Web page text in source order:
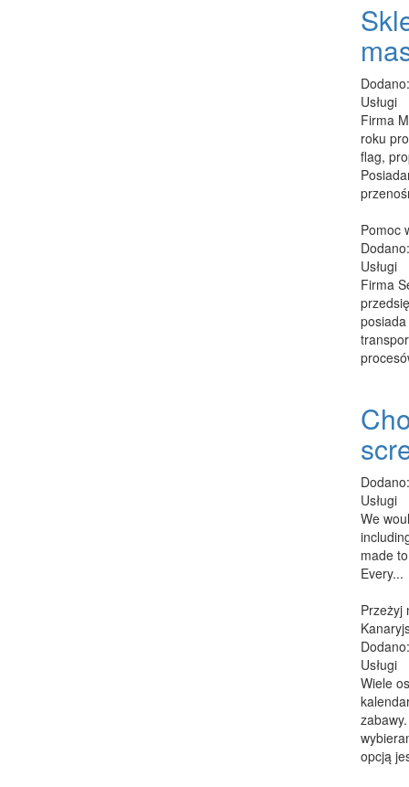
Usługi
Firma
roku
flag,
Pomoc
Usługi
Firma
Usługi
We
made
Every...
Przeżyj
Usługi
Wiele
opcją